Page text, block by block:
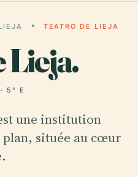
TEATRO DE LIEJA
Lieja.
5° E
une institution
située au cœur